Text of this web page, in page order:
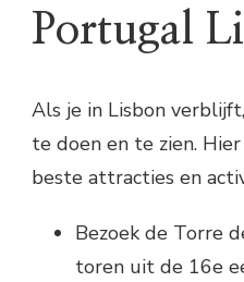
Portugal
Als je in Lisbon
te doen en te zien.
beste attracties en
Bezoek de Torre
toren uit de 16e